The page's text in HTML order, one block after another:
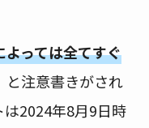
よっては全てすぐ
と注意書きがされ
2024年8月9日時